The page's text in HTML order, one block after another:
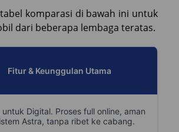
komparasi di bawah ini untuk
dari beberapa lembaga teratas.
Fitur & Keunggulan Utama
Digital. Proses full online, aman
Astra, tanpa ribet ke cabang.